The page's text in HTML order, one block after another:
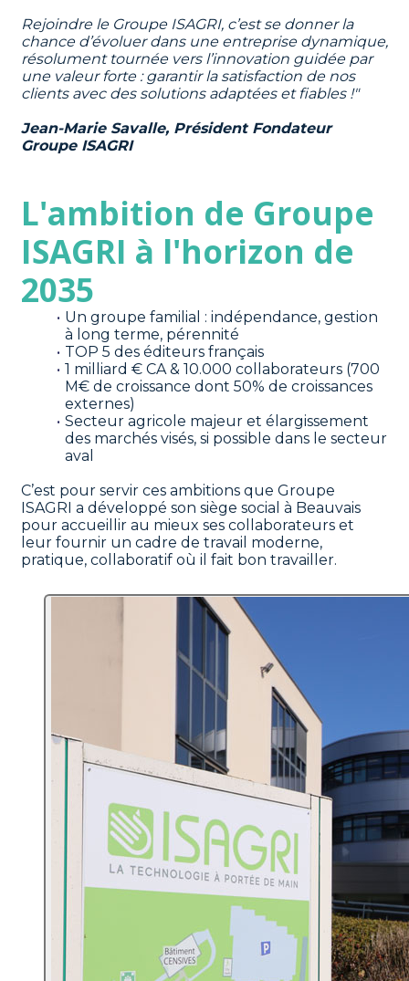
Rejoindre le Groupe ISAGRI, c’est se donner la
chance d’évoluer dans une entreprise dynamique,
résolument tournée vers l’innovation guidée par
une valeur forte : garantir la satisfaction de nos
clients avec des solutions adaptées et fiables !"
Jean-Marie Savalle, Président Fondateur
Groupe ISAGRI
L'ambition de Groupe
ISAGRI à l'horizon de
2035
Un groupe familial : indépendance, gestion
à long terme, pérennité
TOP 5 des éditeurs français
1 milliard € CA & 10.000 collaborateurs (700
M€ de croissance dont 50% de croissances
externes)
Secteur agricole majeur et élargissement
des marchés visés, si possible dans le secteur
aval
C’est pour servir ces ambitions que Groupe
ISAGRI a développé son siège social à Beauvais
pour accueillir au mieux ses collaborateurs et
leur fournir un cadre de travail moderne,
pratique, collaboratif où il fait bon travailler.